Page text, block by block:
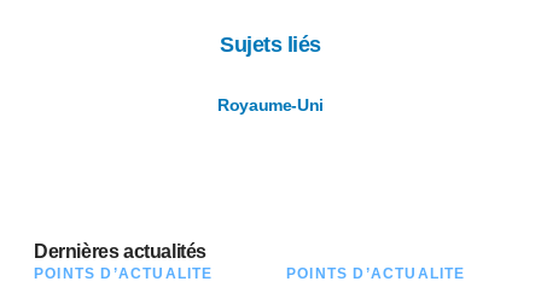
Sujets liés
Royaume-Uni
Dernières actualités
POINTS D’ACTUALITÉ POINTS D’ACTUALITÉ